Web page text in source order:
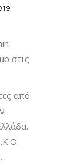
στις
από